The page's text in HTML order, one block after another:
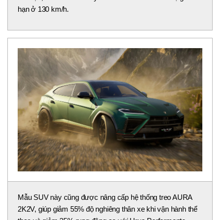
Đi kèm với động cơ điện là bộ pin lithium-ion dung lượng
25,9 kWh, bên cạnh các chế độ lái Strada, Sport, Corsa,
EV, Hybrid, Recharge, Performance và Rally. Chỉ với động
cơ điện, xe có thể di chuyển tối đa 60 km với tốc độ giới
hạn ở 130 km/h.